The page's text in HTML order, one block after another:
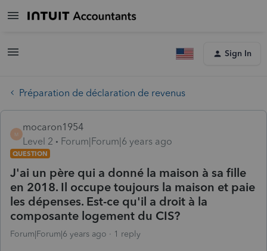
Sign In
Préparation de déclaration de revenus
M
mocaron1954
Level 2
Forum|Forum|6 years ago
QUESTION
J'ai un père qui a donné la maison à sa fille
en 2018. Il occupe toujours la maison et paie
les dépenses. Est-ce qu'il a droit à la
composante logement du CIS?
Forum|Forum|6 years ago 1 reply